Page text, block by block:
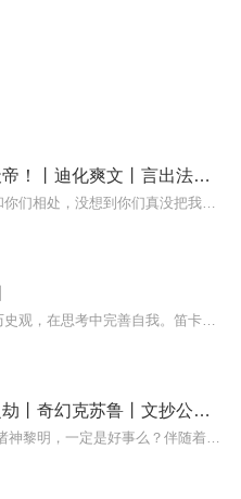
不装了，我爹是天帝！丨迪化爽文丨言出法随丨文抄公丨穿越
【燃番啦】神秘之劫丨奇幻克苏鲁丨文抄公丨隐轩剧社丨多人有声剧